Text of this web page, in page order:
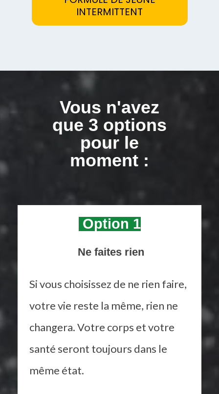
INTERMITTENT
Vous n'avez
que 3 options
pour le
moment :
Option 1
Ne faites rien
Si vous choisissez de ne rien faire,
votre vie reste la même, rien ne
changera. Votre corps et votre
santé seront toujours dans le
même état.